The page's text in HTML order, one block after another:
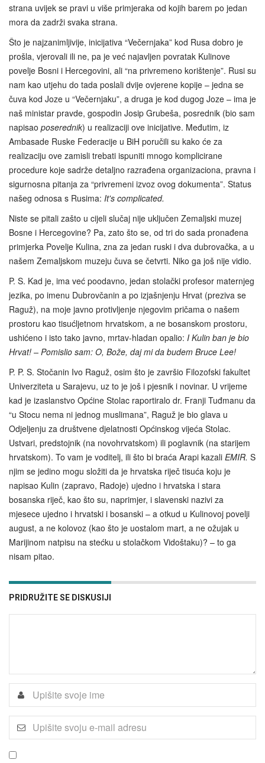
strana uvijek se pravi u više primjeraka od kojih barem po jedan
mora da zadrži svaka strana.
Što je najzanimljivije, inicijativa “Večernjaka” kod Rusa dobro je
prošla, vjerovali ili ne, pa je već najavljen povratak Kulinove
povelje Bosni i Hercegovini, ali “na privremeno korištenje”. Rusi su
nam kao utjehu do tada poslali dvije ovjerene kopije – jedna se
čuva kod Joze u “Večernjaku”, a druga je kod dugog Joze – ima je
naš ministar pravde, gospodin Josip Grubeša, posrednik (bio sam
napisao poserednik) u realizaciji ove inicijative. Međutim, iz
Ambasade Ruske Federacije u BiH poručili su kako će za
realizaciju ove zamisli trebati ispuniti mnogo komplicirane
procedure koje sadrže detaljno razrađena organizaciona, pravna i
sigurnosna pitanja za “privremeni izvoz ovog dokumenta”. Status
našeg odnosa s Rusima: It's complicated.
Niste se pitali zašto u cijeli slučaj nije uključen Zemaljski muzej
Bosne i Hercegovine? Pa, zato što se, od tri do sada pronađena
primjerka Povelje Kulina, zna za jedan ruski i dva dubrovačka, a u
našem Zemaljskom muzeju čuva se četvrti. Niko ga još nije vidio.
P. S. Kad je, ima već poodavno, jedan stolački profesor maternjeg
jezika, po imenu Dubrovčanin a po izjašnjenju Hrvat (preziva se
Raguž), na moje javno protivljenje njegovim pričama o našem
prostoru kao tisućljetnom hrvatskom, a ne bosanskom prostoru,
ushićeno i isto tako javno, mrtav-hladan opalio: I Kulin ban je bio
Hrvat! – Pomislio sam: O, Bože, daj mi da budem Bruce Lee!
P. P. S. Stočanin Ivo Raguž, osim što je završio Filozofski fakultet
Univerziteta u Sarajevu, uz to je još i pjesnik i novinar. U vrijeme
kad je izaslanstvo Općine Stolac raportiralo dr. Franji Tuđmanu da
“u Stocu nema ni jednog muslimana”, Raguž je bio glava u
Odjeljenju za društvene djelatnosti Općinskog vijeća Stolac.
Ustvari, predstojnik (na novohrvatskom) ili poglavnik (na starijem
hrvatskom). To vam je voditelj, ili što bi braća Arapi kazali EMIR. S
njim se jedino mogu složiti da je hrvatska riječ tisuća koju je
napisao Kulin (zapravo, Radoje) ujedno i hrvatska i stara
bosanska riječ, kao što su, naprimjer, i slavenski nazivi za
mjesece ujedno i hrvatski i bosanski – a otkud u Kulinovoj povelji
august, a ne kolovoz (kao što je uostalom mart, a ne ožujak u
Marijinom natpisu na stećku u stolačkom Vidoštaku)? – to ga
nisam pitao.
PRIDRUŽITE SE DISKUSIJI